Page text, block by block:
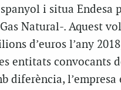
i situa Endesa
Natural-. Aquest
d’euros l’any
entitats convocants
diferència,